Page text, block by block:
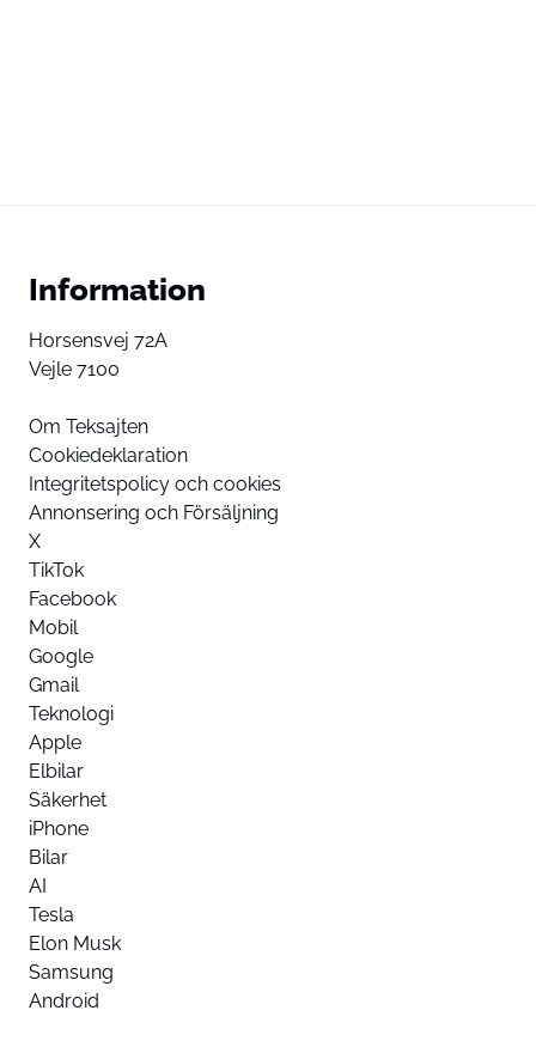
Information
Horsensvej 72A
Vejle 7100
Om Teksajten
Cookiedeklaration
Integritetspolicy och cookies
Annonsering och Försäljning
X
TikTok
Facebook
Mobil
Google
Gmail
Teknologi
Apple
Elbilar
Säkerhet
iPhone
Bilar
AI
Tesla
Elon Musk
Samsung
Android